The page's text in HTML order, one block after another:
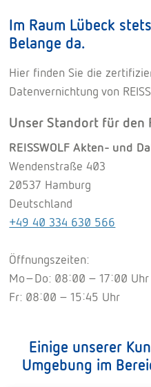
Im Raum Lübeck
Belange da.
Hier finden Sie die
Datenvernichtung von
Unser Standort für den
REISSWOLF Akten- und
Wendenstraße 403
20537 Hamburg
Deutschland
+49 40 334 630 566
Öffnungszeiten:
Mo–Do: 08:00 – 17:00 Uhr
Fr: 08:00 – 15:45 Uhr
Einige unserer
Umgebung im